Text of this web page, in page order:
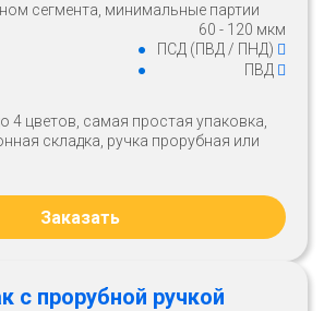
сегмента, минимальные партии
60 - 120 мкм
ПСД (ПВД / ПНД)
ПВД
4 цветов, самая простая упаковка,
складка, ручка прорубная или
Заказать
с прорубной ручкой